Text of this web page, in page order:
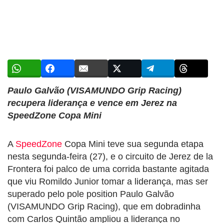
Paulo Galvão (VISAMUNDO Grip Racing)
recupera liderança e vence em Jerez na
SpeedZone Copa Mini
A SpeedZone Copa Mini teve sua segunda etapa
nesta segunda-feira (27), e o circuito de Jerez de la
Frontera foi palco de uma corrida bastante agitada
que viu Romildo Junior tomar a liderança, mas ser
superado pelo pole position Paulo Galvão
(VISAMUNDO Grip Racing), que em dobradinha
com Carlos Quintão ampliou a liderança no